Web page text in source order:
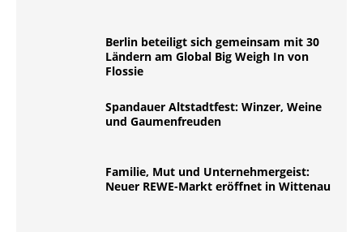
Berlin beteiligt sich gemeinsam mit 30
Ländern am Global Big Weigh In von
Flossie
Spandauer Altstadtfest: Winzer, Weine
und Gaumenfreuden
Familie, Mut und Unternehmergeist:
Neuer REWE-Markt eröffnet in Wittenau